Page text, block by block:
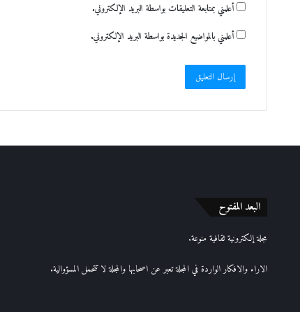
أعلمني بمتابعة التعليقات بواسطة البريد الإلكتروني.
أعلمني بالمواضيع الجديدة بواسطة البريد الإلكتروني.
البعد المفتوح
مجلة إلكترونية ثقافية منوعة.
الاراء والافكار الواردة في المجلة تعبر عن اصحابها والمجلة لا تتحمل المسؤوالية.